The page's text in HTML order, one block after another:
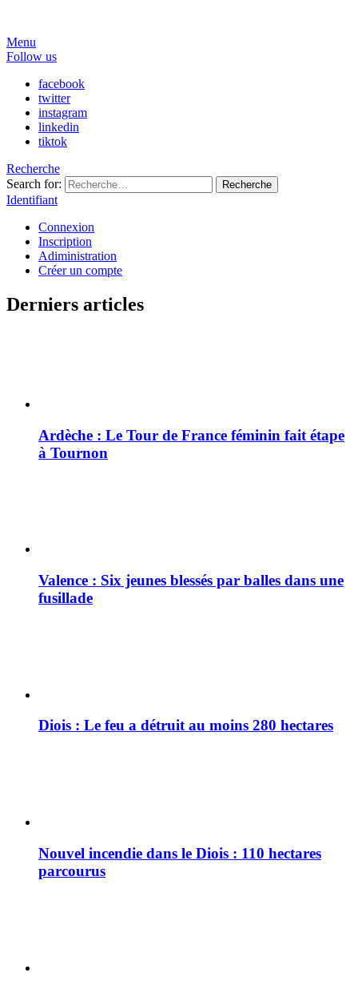
Menu
Follow us
facebook
twitter
instagram
linkedin
tiktok
Recherche
Search for:
Recherche
Identifiant
Connexion
Inscription
Adiministration
Créer un compte
Derniers articles
Ardèche : Le Tour de France féminin fait étape
à Tournon
Valence : Six jeunes blessés par balles dans une
fusillade
Diois : Le feu a détruit au moins 280 hectares
Nouvel incendie dans le Diois : 110 hectares
parcourus